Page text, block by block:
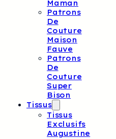
Maman
Patrons
De
Couture
Maison
Fauve
Patrons
De
Couture
Super
Bison
Tissus
Tissus
Exclusifs
Augustine